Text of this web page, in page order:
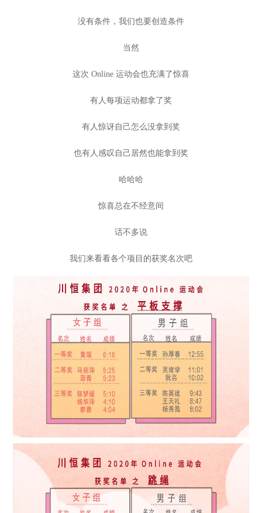
没有条件，我们也要创造条件
当然
这次 Online 运动会也充满了惊喜
有人每项运动都拿了奖
有人惊讶自己怎么没拿到奖
也有人感叹自己居然也能拿到奖
哈哈哈
惊喜总在不经意间
话不多说
我们来看看各个项目的获奖名次吧